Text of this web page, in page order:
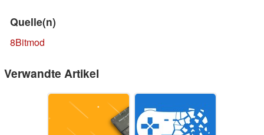
Quelle(n)
8Bitmod
Verwandte Artikel